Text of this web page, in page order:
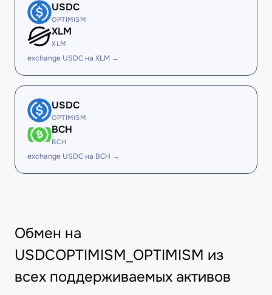
USDC
OPTIMISM
XLM
XLM
exchange USDC на XLM →
USDC
OPTIMISM
BCH
BCH
exchange USDC на BCH →
Обмен на
USDCOPTIMISM_OPTIMISM из
всех поддерживаемых активов